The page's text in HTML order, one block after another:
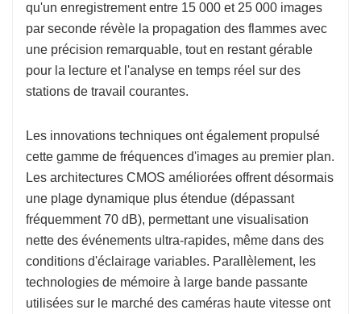
qu'un enregistrement entre 15 000 et 25 000 images
par seconde révèle la propagation des flammes avec
une précision remarquable, tout en restant gérable
pour la lecture et l'analyse en temps réel sur des
stations de travail courantes.
Les innovations techniques ont également propulsé
cette gamme de fréquences d'images au premier plan.
Les architectures CMOS améliorées offrent désormais
une plage dynamique plus étendue (dépassant
fréquemment 70 dB), permettant une visualisation
nette des événements ultra-rapides, même dans des
conditions d'éclairage variables. Parallèlement, les
technologies de mémoire à large bande passante
utilisées sur le marché des caméras haute vitesse ont